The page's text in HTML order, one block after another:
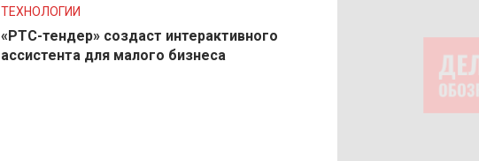
ТЕХНОЛОГИИ
«РТС-тендер» создаст интерактивного
ассистента для малого бизнеса